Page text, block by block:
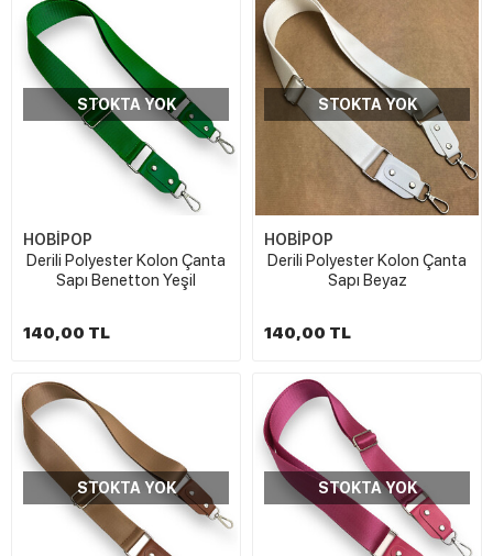
STOKTA YOK
HOBİPOP
Derili Polyester Kolon Çanta
Sapı Benetton Yeşil
140,00 TL
STOKTA YOK
HOBİPOP
Derili Polyester Kolon Çanta
Sapı Beyaz
140,00 TL
STOKTA YOK STOKTA YOK